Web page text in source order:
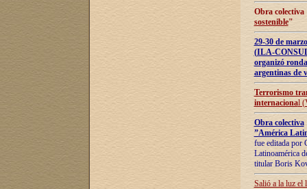
Obra
sostenible"
29-30 de
(ILA-
organizó
argentinas de
Terrorismo
internacional
Obra colectiva
”América
fue editada por
Latinoamérica
titular Boris
Salió a la luz el